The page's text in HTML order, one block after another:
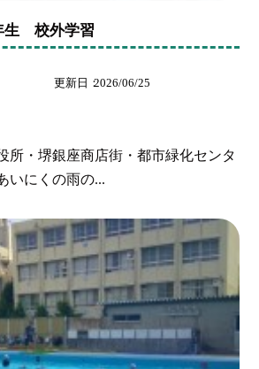
生 校外学習
更新日 2026/06/25
所・堺銀座商店街・都市緑化センタ
いにくの雨の...